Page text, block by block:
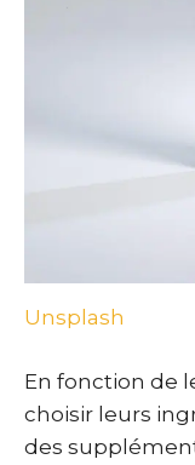
Unsplash
En fonction de
choisir leurs
des